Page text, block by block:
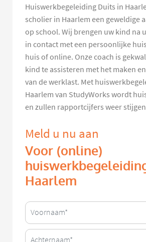
Huiswerkbegeleiding Duits in
scholier in Haarlem een geweldige
op school. Wij brengen uw kind na
in contact met een persoonlijke
huis of online. Onze coach is
kind te assisteren met het maken
van de werklast. Met
Haarlem van StudyWorks wordt
en zullen rapportcijfers weer
Meld u nu aan
Voor (online)
Haarlem